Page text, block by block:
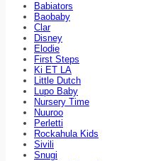
Babiators
Baobaby
Clar
Disney
Elodie
First Steps
Ki ET LA
Little Dutch
Lupo Baby
Nursery Time
Nuuroo
Perletti
Rockahula Kids
Sivili
Snugi